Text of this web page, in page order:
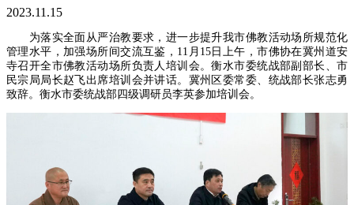
2023.11.15
为落实全面从严治教要求，进一步提升我市佛教活动场所规范化
管理水平，加强场所间交流互鉴，11月15日上午，市佛协在冀州道安
寺召开全市佛教活动场所负责人培训会。衡水市委统战部副部长、市
民宗局局长赵飞出席培训会并讲话。冀州区委常委、统战部长张志勇
致辞。衡水市委统战部四级调研员李英参加培训会。